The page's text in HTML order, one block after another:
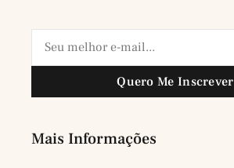
Quero Me Inscrever
Mais Informações